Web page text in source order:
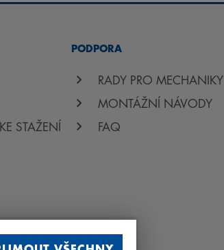
STAŽENÍ
PODPORA
RADY PRO MECHANIKY
MONTÁŽNÍ NÁVODY
FAQ